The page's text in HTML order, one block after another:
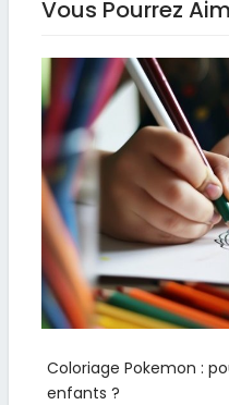
Vous Pourrez
Coloriage Pokemon :
enfants ?